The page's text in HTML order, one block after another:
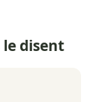
le disent